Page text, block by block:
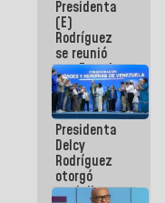
Presidenta
(E)
Rodríguez
se reunió
con Estado
Mayor
Eléctrico
para
abordar
planes de
acción
Presidenta
Delcy
Rodríguez
otorgó
medalla